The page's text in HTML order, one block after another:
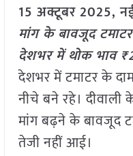
15 अक्टूबर 2025,
मांग के बावजूद
देशभर में थोक भाव
देशभर में टमाटर के
नीचे बने रहे। दीवाली
मांग बढ़ने के बावजूद
तेजी नहीं आई।